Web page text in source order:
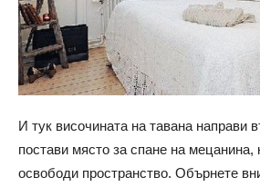
И тук височината на тавана направи
постави място за спане на мецанина,
освободи пространство. Обърнете